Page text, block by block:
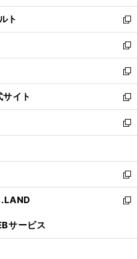
開
く
ウ
で
開
く
ン
ド
ウ
で
開
く
ウ
ィ
ン
ド
ウ
で
開
く
ト
新
し
い
ウ
ィ
ン
ド
ウ
で
開
新
し
い
ウ
ィ
ン
ド
ウ
開
く
新
し
い
ウ
ィ
ン
ウ
で
開
く
イト
新
し
い
ウ
ン
ド
ウ
で
新
し
ウ
ィ
ン
ド
開
新
し
い
ン
新
ウ
サービス